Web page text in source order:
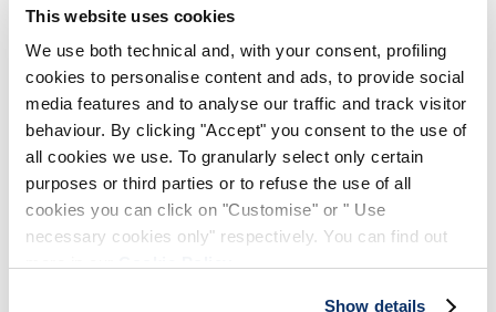
This website uses cookies
We use both technical and, with your consent, profiling
cookies to personalise content and ads, to provide social
media features and to analyse our traffic and track visitor
behaviour. By clicking "Accept" you consent to the use of
all cookies we use. To granularly select only certain
purposes or third parties or to refuse the use of all
cookies you can click on "Customise" or " Use
necessary cookies only" respectively. You can find out
Show details